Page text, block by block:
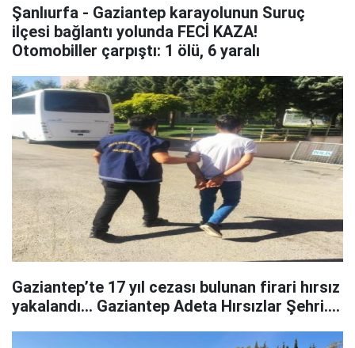
Şanlıurfa - Gaziantep karayolunun Suruç
ilçesi bağlantı yolunda FECİ KAZA!
Otomobiller çarpıştı: 1 ölü, 6 yaralı
Gaziantep’te 17 yıl cezası bulunan firari hırsız
yakalandı... Gaziantep Adeta Hırsızlar Şehri....